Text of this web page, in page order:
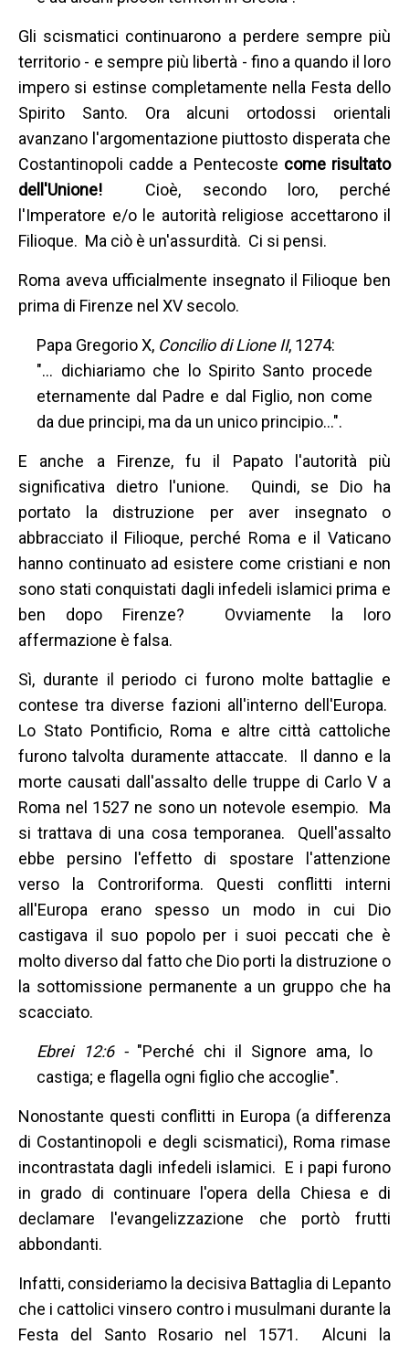
Gli scismatici continuarono a perdere sempre più
territorio - e sempre più libertà - fino a quando il loro
impero si estinse completamente nella Festa dello
Spirito Santo. Ora alcuni ortodossi orientali
avanzano l'argomentazione piuttosto disperata che
Costantinopoli cadde a Pentecoste come risultato
dell'Unione! Cioè, secondo loro, perché
l'Imperatore e/o le autorità religiose accettarono il
Filioque. Ma ciò è un'assurdità. Ci si pensi.
Roma aveva ufficialmente insegnato il Filioque ben
prima di Firenze nel XV secolo.
Papa Gregorio X, Concilio di Lione II, 1274:
"... dichiariamo che lo Spirito Santo procede
eternamente dal Padre e dal Figlio, non come
da due principi, ma da un unico principio...".
E anche a Firenze, fu il Papato l'autorità più
significativa dietro l'unione. Quindi, se Dio ha
portato la distruzione per aver insegnato o
abbracciato il Filioque, perché Roma e il Vaticano
hanno continuato ad esistere come cristiani e non
sono stati conquistati dagli infedeli islamici prima e
ben dopo Firenze? Ovviamente la loro
affermazione è falsa.
Sì, durante il periodo ci furono molte battaglie e
contese tra diverse fazioni all'interno dell'Europa.
Lo Stato Pontificio, Roma e altre città cattoliche
furono talvolta duramente attaccate. Il danno e la
morte causati dall'assalto delle truppe di Carlo V a
Roma nel 1527 ne sono un notevole esempio. Ma
si trattava di una cosa temporanea. Quell'assalto
ebbe persino l'effetto di spostare l'attenzione
verso la Controriforma. Questi conflitti interni
all'Europa erano spesso un modo in cui Dio
castigava il suo popolo per i suoi peccati che è
molto diverso dal fatto che Dio porti la distruzione o
la sottomissione permanente a un gruppo che ha
scacciato.
Ebrei 12:6 - "Perché chi il Signore ama, lo
castiga; e flagella ogni figlio che accoglie".
Nonostante questi conflitti in Europa (a differenza
di Costantinopoli e degli scismatici), Roma rimase
incontrastata dagli infedeli islamici. E i papi furono
in grado di continuare l'opera della Chiesa e di
declamare l'evangelizzazione che portò frutti
abbondanti.
Infatti, consideriamo la decisiva Battaglia di Lepanto
che i cattolici vinsero contro i musulmani durante la
Festa del Santo Rosario nel 1571. Alcuni la